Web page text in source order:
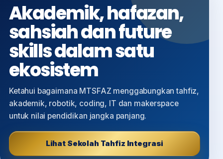
Akademik, hafazan,
sahsiah dan future
skills dalam satu
ekosistem
Ketahui bagaimana MTSFAZ menggabungkan tahfiz,
akademik, robotik, coding, IT dan makerspace
untuk nilai pendidikan jangka panjang.
Lihat Sekolah Tahfiz Integrasi